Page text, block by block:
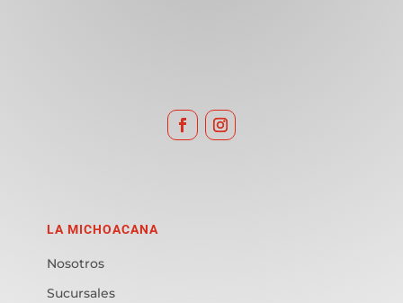
LA MICHOACANA
Nosotros
Sucursales